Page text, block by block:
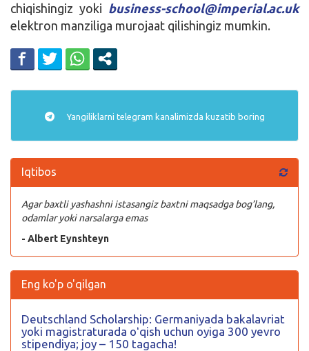
chiqishingiz yoki business-school@imperial.ac.uk
elektron manziliga murojaat qilishingiz mumkin.
Yangiliklarni telegram kanalimizda kuzatib boring
Iqtibos
Agar baxtli yashashni istasangiz baxtni maqsadga bog’lang,
odamlar yoki narsalarga emas
- Albert Eynshteyn
Eng ko'p o'qilgan
Deutschland Scholarship: Germaniyada bakalavriat
yoki magistraturada oʻqish uchun oyiga 300 yevro
stipendiya; joy – 150 tagacha!